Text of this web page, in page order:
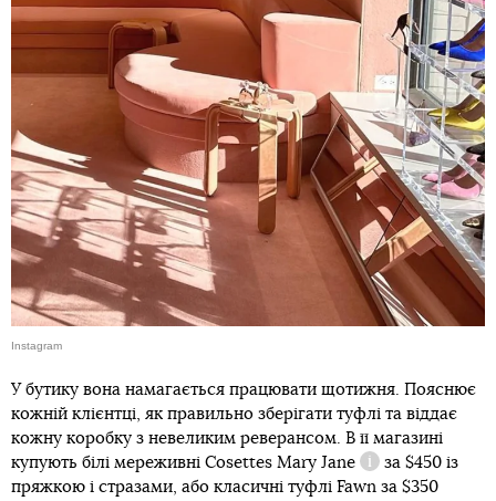
Instagram
У бутику вона намагається працювати щотижня. Пояснює
кожній клієнтці, як правильно зберігати туфлі та віддає
кожну коробку з невеликим реверансом. В її магазині
купують білі мереживні Cosettes Mary Jane
Довідка
за $450 із
пряжкою і стразами, або класичні туфлі Fawn за $350